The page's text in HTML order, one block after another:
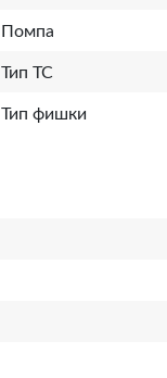
Помпа
Тип ТС
Тип фишки